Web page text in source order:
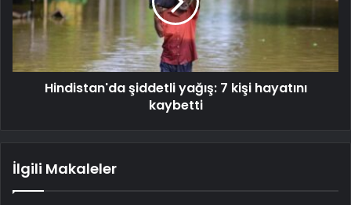
Hindistan'da şiddetli yağış: 7 kişi hayatını
kaybetti
İlgili Makaleler